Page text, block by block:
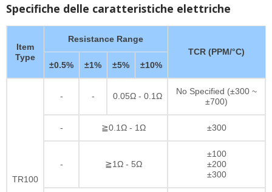
Specifiche delle caratteristiche elettriche
Item
Type
Resistance Range
TCR (PPM/°C)
±0.5%
±1% ±5% ±10%
TR100
- - 0.05Ω - 0.1Ω
No Specified (±300 ~
±700)
- ≧0.1Ω - 1Ω ±300
- ≧1Ω - 5Ω
±100
±200
±300